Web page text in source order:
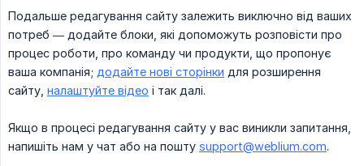
Подальше редагування сайту залежить виключно від ваших
потреб — додайте блоки, які допоможуть розповісти про
процес роботи, про команду чи продукти, що пропонує
ваша компанія; додайте нові сторінки для розширення
сайту, налаштуйте відео і так далі.
Якщо в процесі редагування сайту у вас виникли запитання,
напишіть нам у чат або на пошту support@weblium.com.